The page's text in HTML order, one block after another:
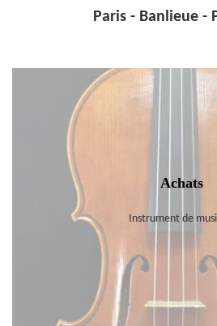
Paris - Banlieue -
Achats
Instrument de